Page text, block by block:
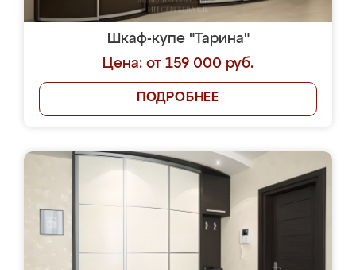
Шкаф-купе "Тарина"
Цена: от 159 000 руб.
ПОДРОБНЕЕ